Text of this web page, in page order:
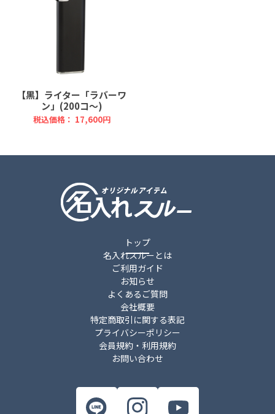
【黒】ライター「ラバーワ
ン」(200コ～)
税込価格： 17,600円
トップ
名入れスルーとは
ご利用ガイド
お知らせ
よくあるご質問
会社概要
特定商取引に関する表記
プライバシーポリシー
会員規約・利用規約
お問い合わせ